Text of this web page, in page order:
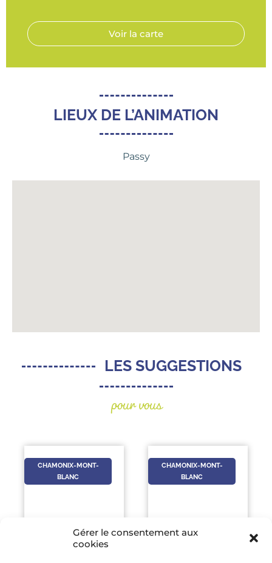
Gérer le consentement aux
cookies
Voir la carte
LIEUX DE L’ANIMATION
Passy
LES SUGGESTIONS
pour vous
CHAMONIX-MONT-
BLANC
CHAMONIX-MONT-
BLANC